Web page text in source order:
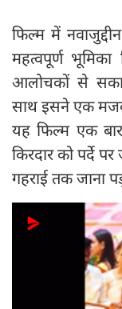
फिल्म में
महत्वपूर्ण
आलोचकों से
साथ इसने एक
यह फिल्म एक
किरदार को पर्दे
गहराई तक जाना